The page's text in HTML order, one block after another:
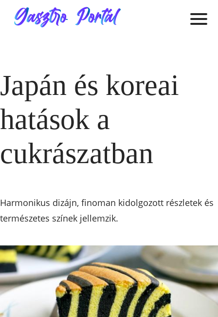
Japán és koreai
hatások a
cukrászatban
Harmonikus dizájn, finoman kidolgozott részletek és
természetes színek jellemzik.